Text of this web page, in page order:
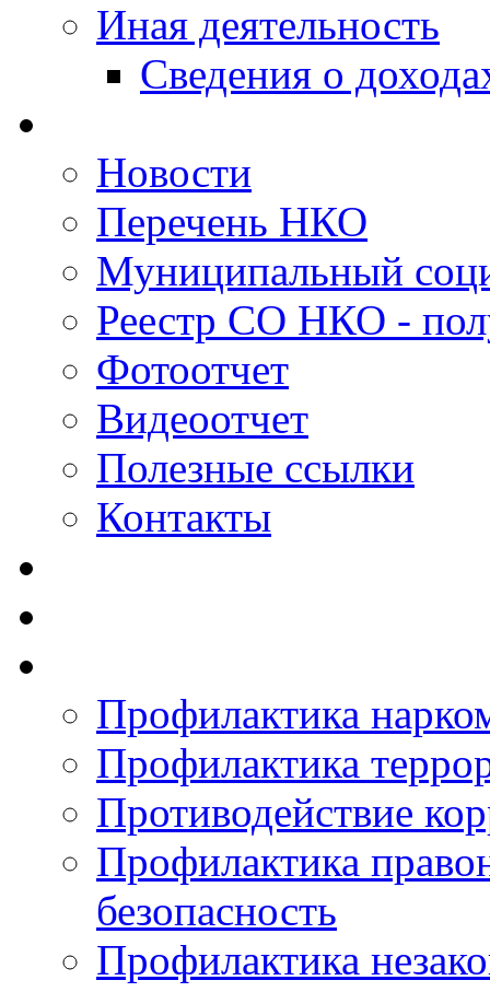
Иная деятельность
Сведения о
Новости
Перечень НКО
Муниципальный
Реестр СО НКО -
Фотоотчет
Видеоотчет
Полезные ссылки
Контакты
Профилактика
Профилактика
Противодействие
Профилактика
безопасность
Профилактика